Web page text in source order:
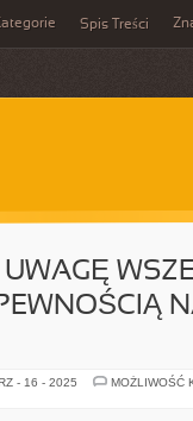
Spis Treści
- 16 - 2025
MOŻLIWOŚĆ